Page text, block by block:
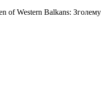
of Western Balkans: